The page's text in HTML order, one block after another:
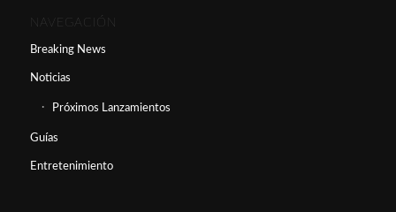
NAVEGACIÓN
Breaking News
Noticias
Próximos Lanzamientos
Guías
Entretenimiento